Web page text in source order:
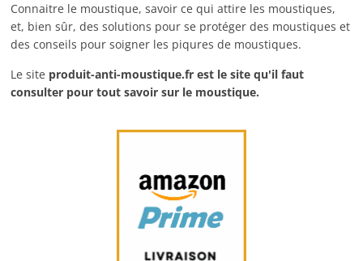
Connaitre le moustique, savoir ce qui attire les moustiques,
et, bien sûr, des solutions pour se protéger des moustiques et
des conseils pour soigner les piqures de moustiques.
Le site produit-anti-moustique.fr est le site qu'il faut
consulter pour tout savoir sur le moustique.